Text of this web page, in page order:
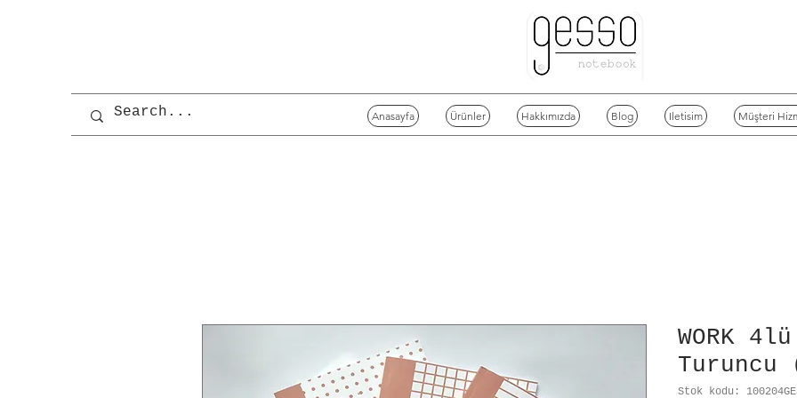
Anasayfa Ürünler Hakkımızda Blog Iletisim Müşteri
WORK
Turuncu
Stok kodu: